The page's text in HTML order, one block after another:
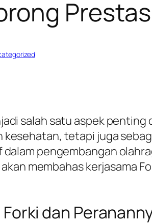
salah satu aspek
tetapi juga
pengembangan
membahas kerjasama
Forki dan